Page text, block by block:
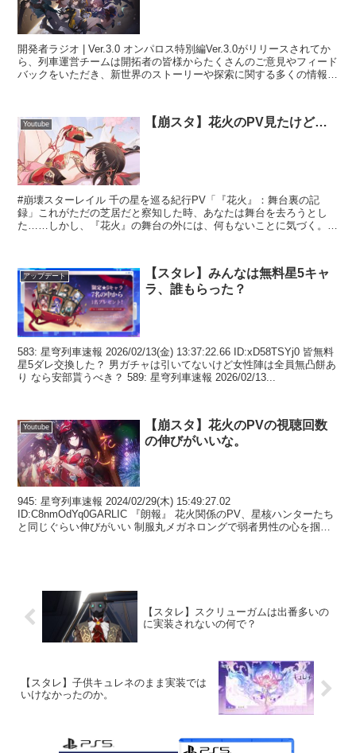
開発者ラジオ | Ver.3.0 オンパロス特別編Ver.3.0がリリースされてか
ら、列車運営チームは開拓者の皆様からたくさんのご意見やフィード
バックをいただき、新世界のストーリーや探索に関する多くの情報を
Youtube 【崩スタ】花火のPV見たけど…
#崩壊スターレイル 千の星を巡る紀行PV「『花火』：舞台裏の記
録」これがただの芝居だと察知した時、あなたは舞台を去ろうとし
た……しかし、『花火』の舞台の外には、何もないことに気づく。キ
アップデート
【スタレ】みんなは無料星5キャ
ラ、誰もらった？
583: 星穹列車速報 2026/02/13(金) 13:37:22.66 ID:xD58TSYj0 皆無料
星5ダレ交換した？ 男ガチャは引いてないけど女性陣は全員無凸餅あ
り なら安部貰うべき？ 589: 星穹列車速報 2026/02/13...
Youtube
【崩スタ】花火のPVの視聴回数
の伸びがいいな。
945: 星穹列車速報 2024/02/29(木) 15:49:27.02
ID:C8nmOdYq0GARLIC 『朗報』 花火関係のPV、星核ハンターたち
と同じぐらい伸びがいい 制服丸メガネロングで弱者男性の心を掴ん
【スタレ】スクリューガムは出番多いの
に実装されないの何で？
【スタレ】子供キュレネのまま実装では
いけなかったのか。